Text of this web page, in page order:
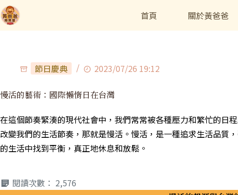
首頁 關於黃爸爸
節日慶典 2023/07/26 19:12
慢活的藝術：國際懶惰日在台灣
在這個節奏緊湊的現代社會中，我們常常被各種壓力和繁忙的日
改變我們的生活節奏，那就是慢活。慢活，是一種追求生活品質
的生活中找到平衡，真正地休息和放鬆。
閱讀次數： 2,576